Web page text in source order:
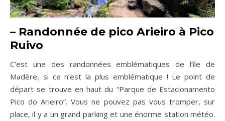
– Randonnée de pico Arieiro à Pico
Ruivo
C’est une des randonnées emblématiques de l’île de
Madère, si ce n’est la plus emblématique ! Le point de
départ se trouve en haut du “Parque de Estacionamento
Pico do Arieiro”. Vous ne pouvez pas vous tromper, sur
place, il y a un grand parking et une énorme station météo.